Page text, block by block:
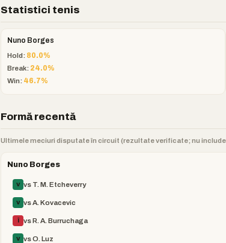
Statistici tenis
Nuno Borges
Hold: 80.0%
Break: 24.0%
Win: 46.7%
Formă recentă
Ultimele meciuri disputate în circuit (rezultate verificate; nu include
Nuno Borges
V vs T. M. Etcheverry
V vs A. Kovacevic
Î vs R. A. Burruchaga
V vs O. Luz